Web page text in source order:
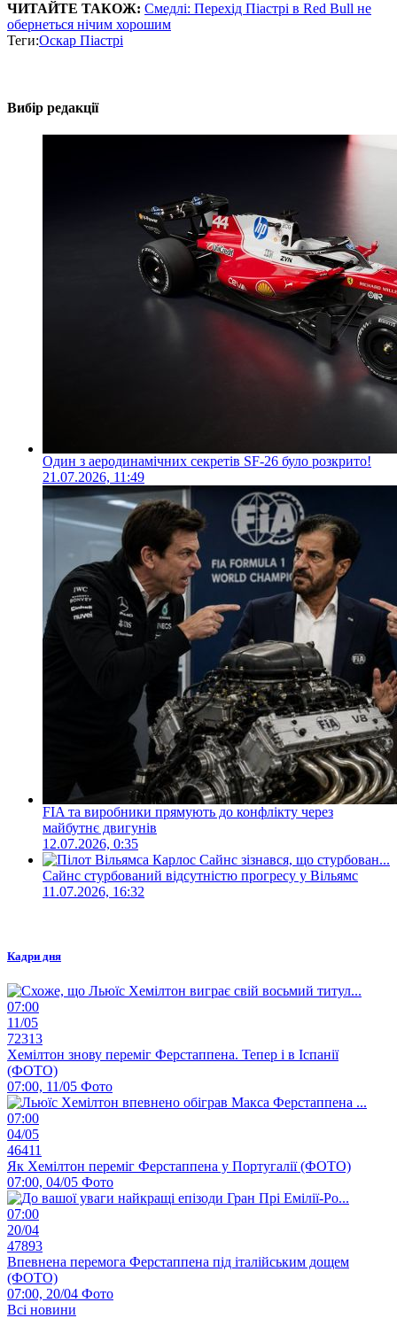
ЧИТАЙТЕ ТАКОЖ: Смедлі: Перехід Піастрі в Red Bull не
обернеться нічим хорошим
Теги:Оскар Піастрі
Вибір редакції
Один з аеродинамічних секретів SF-26 було розкрито!
21.07.2026, 11:49
FIA та виробники прямують до конфлікту через
майбутнє двигунів
12.07.2026, 0:35
Сайнс стурбований відсутністю прогресу у Вільямс
11.07.2026, 16:32
Кадри дня
07:00
11/05
72313
Хемілтон знову переміг Ферстаппена. Тепер і в Іспанії
(ФОТО)
07:00, 11/05 Фото
07:00
04/05
46411
Як Хемілтон переміг Ферстаппена у Португалії (ФОТО)
07:00, 04/05 Фото
07:00
20/04
47893
Впевнена перемога Ферстаппена під італійським дощем
(ФОТО)
07:00, 20/04 Фото
Всі новини